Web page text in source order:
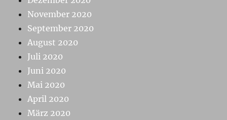
November 2020
September 2020
August 2020
Juli 2020
Juni 2020
Mai 2020
April 2020
März 2020